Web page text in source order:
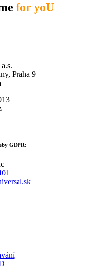
for yoU
Praha 9
GDPR: